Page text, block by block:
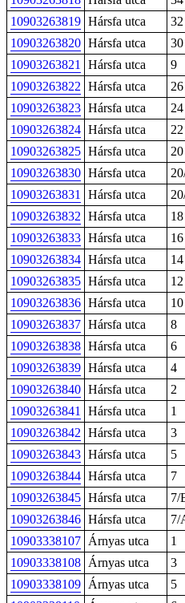
10903263819 Hársfa utca 32
10903263820 Hársfa utca 30
10903263821
Hársfa utca 9
10903263822 Hársfa utca 26
10903263823 Hársfa utca 24
10903263824 Hársfa utca 22
10903263825 Hársfa utca 20
10903263830 Hársfa utca
10903263831
Hársfa utca
10903263832 Hársfa utca 18
10903263833 Hársfa utca 16
10903263834 Hársfa utca 14
10903263835 Hársfa utca 12
10903263836 Hársfa utca 10
10903263837 Hársfa utca 8
10903263838 Hársfa utca 6
10903263839 Hársfa utca 4
10903263840 Hársfa utca 2
10903263841
Hársfa utca 1
10903263842 Hársfa utca 3
10903263843 Hársfa utca 5
10903263844 Hársfa utca 7
10903263845 Hársfa utca 7/
10903263846 Hársfa utca 7/
10903338107 Árnyas utca 1
10903338108 Árnyas utca 3
10903338109 Árnyas utca 5